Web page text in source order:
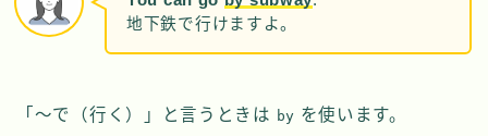
地下鉄で行けますよ。
「〜で（行く）」と言うときは by を使います。